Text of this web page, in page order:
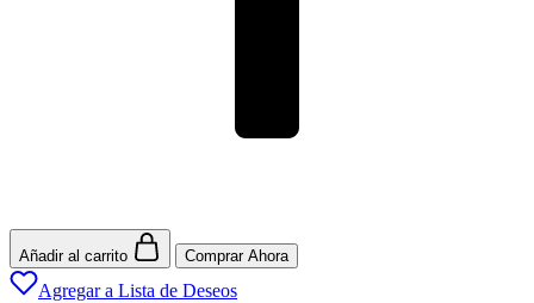
Añadir al carrito Comprar Ahora
Agregar a Lista de Deseos